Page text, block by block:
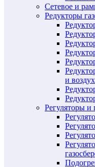
Сетевое и
Редукторы
и
Регуляторы и